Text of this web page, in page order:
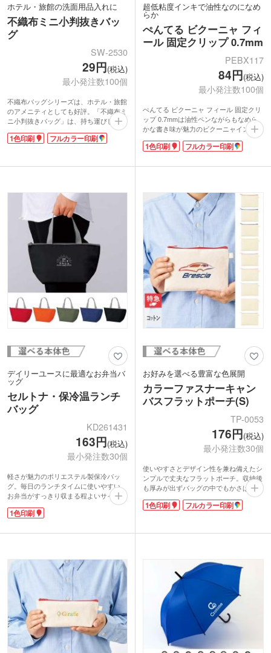
ホテル・旅館の洗面用品入れに
不織布ミニ小判抜きバッ
グ
SW-2530
29円(税込)
最小発注数100個
不織布バッグシリーズは、ホテル・旅館
のアメニティとしても好評。「不織布ミ
ニ小判抜きバッグ」は、持ち運びしやす
い小判抜きタイプのデザイン。洗面用品
や濡れたタオルの持ち運びに便利です。
リーンのおしゃれな5色から選べます。
1色印刷 フルカラー印刷
超低粘度インキで油性なのになめ
らか
ぺんてる ビクーニャ フィ
ール 固定クリップ 0.7mm
PEBX117
84円(税込)
最小発注数100個
ぺんてる ビクーニャ フィール 固定クリ
ップ 0.7mmは油性ペンながらもなめら
かな書き味が魅力のビクーニャインキを
搭載。ぺんてる独自の技術でインキ粘度
を極限まで下げているため筆記抵抗が低
0.7mmのペン先と黒の単色インク・シン
ており、自分の指にフィットするポジシ
ョンを探しやすくなっています。
本体軸部に1色またはフルカラーでの名
入れが可能です。特に白軸ボディはフル
カラー印刷が映えるので、企業名やロゴ
を入れれば販促効果はバッチリ!展示会
や説明会、営業配布などにいかがでしょ
うか。
1色印刷 フルカラー印刷
デイリーユースに最適なお弁当バ
ッグ
セルトナ・保冷温ランチ
バッグ
KD261431
163円(税込)
最小発注数30個
軽さが魅力のポリエステル製保冷バッ
グ。毎日のランチタイムに使いやすい、
お弁当がすっきり収まる程よいサイズ感
です。内側は保冷温仕様で、オールシー
ズン使えます。通勤・通学はもちろん、
本体色は選べる5色展開で、企業ロゴや
いアイテムです。
1色印刷
お好みを選べる豊富な色展開
カラーファスナーキャン
バスフラットポーチ(S)
TP-0053
176円(税込)
最小発注数30個
使いやすさとデザイン性を兼ね備えたシ
ンプルで丈夫なフラットポーチ。収納後
も厚みが出ずバッグの中でもかさばりま
せん。ステーショナリーやコスメポーチ
にぴったりなサイズ。さりげなく主張す
ループ付き。10色からお好きな色を選べ
ッズやアパレルブランドのロゴ入り販促
ノベルティとしておすすめです。SS、M
サイズも展開中。
1色印刷 フルカラー印刷